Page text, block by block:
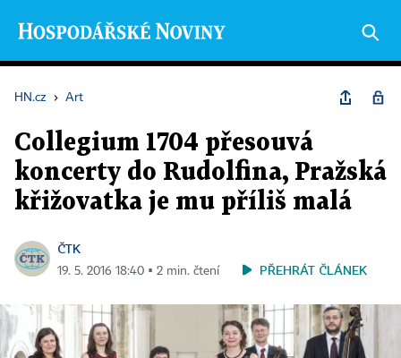
HN.cz › Art
Collegium 1704 přesouvá
koncerty do Rudolfina, Pražská
křižovatka je mu příliš malá
ČTK
19. 5. 2016 18:40 ▪ 2 min. čtení PŘEHRÁT ČLÁNEK